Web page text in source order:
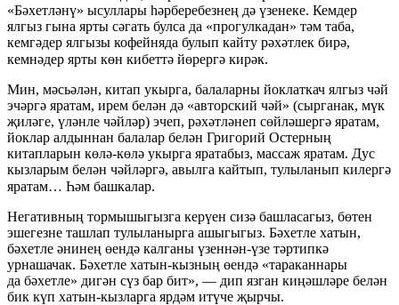
«Бәхетләнү» ысуллары һәрберебезнең дә үзенеке. Кемдер
ялгыз гына ярты сәгать булса да «прогулкадан» тәм таба,
кемгәдер ялгызы кофейняда булып кайту рәхәтлек бирә,
кемнәдер ярты көн кибеттә йөрергә кирәк.⁣⁣⠀
⁣⁣Мин, мәсьәлән, китап укырга, балаларны йоклаткач ялгыз чәй
эчәргә яратам, ирем белән дә «авторский чәй» (сырганак, мүк
җиләге, үләнле чәйләр) эчеп, рәхәтләнеп сөйләшергә яратам,
йоклар алдыннан балалар белән Григорий Остерның
китапларын көлә-көлә укырга яратабыз, массаж яратам. Дус
кызларым белән чәйләргә, авылга кайтып, тулыланып килергә
яратам… Һәм башкалар.⁣⁣⠀
⁣⁣Негативның тормышыгызга керүен сизә башласагыз, бөтен
эшегезне ташлап тулыланырга ашыгыгыз. Бәхетле хатын,
бәхетле әнинең өендә калганы үзеннән-үзе тәртипкә
урнашачак. Бәхетле хатын-кызның өендә «тараканнары
да бәхетле» дигән сүз бар бит», — дип язган киңәшләре белән
бик күп хатын-кызларга ярдәм итүче җырчы.